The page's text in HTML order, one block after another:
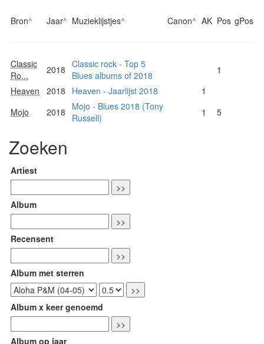
Bron^ Jaar^ Muzieklijstjes^ Canon^ AK Pos gPos
Classic
Ro...
2018 Classic rock - Top 5
Blues albums of 2018
1
Heaven
2018 Heaven - Jaarlijst 2018
1
Mojo
2018
Mojo - Blues 2018 (Tony
Russell)
1 5
Zoeken
Artiest
Album
Recensent
Album met sterren
Album x keer genoemd
Album op jaar